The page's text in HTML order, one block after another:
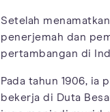
Setelah
penerjemah dan
pertambangan di
Pada tahun 1906, ia
bekerja di Duta